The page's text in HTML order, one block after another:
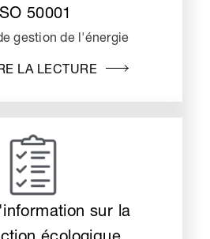
50001
gestion de l'énergie
LA LECTURE
sur la